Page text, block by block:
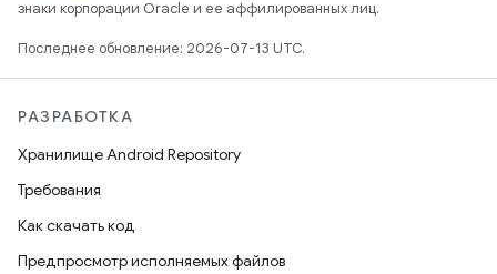
знаки корпорации Oracle и ее аффилированных лиц.
Последнее обновление: 2026-07-13 UTC.
РАЗРАБОТКА
Хранилище Android Repository
Требования
Как скачать код
Предпросмотр исполняемых файлов